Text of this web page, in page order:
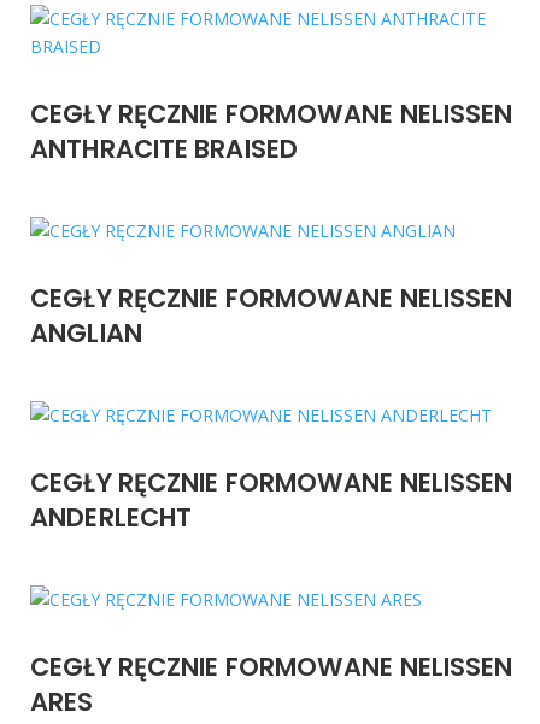
CEGŁY RĘCZNIE FORMOWANE NELISSEN
ANTHRACITE BRAISED
CEGŁY RĘCZNIE FORMOWANE NELISSEN
ANGLIAN
CEGŁY RĘCZNIE FORMOWANE NELISSEN
ANDERLECHT
CEGŁY RĘCZNIE FORMOWANE NELISSEN
ARES